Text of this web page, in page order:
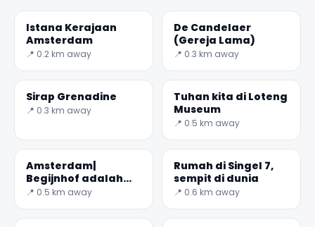
Istana Kerajaan
Amsterdam
📍 0.2 km away
De Candelaer
(Gereja Lama)
📍 0.3 km away
Sirap Grenadine
📍 0.3 km away
Tuhan kita di Loteng
Museum
📍 0.5 km away
Amsterdam|
Begijnhof adalah
salah satu yang
mahkamah
📍 0.5 km away
Rumah di Singel 7,
sempit di dunia
📍 0.6 km away